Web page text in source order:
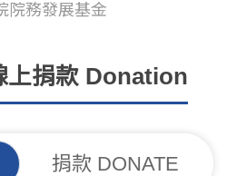
院務發展基金
上捐款 Donation
捐款 DONATE